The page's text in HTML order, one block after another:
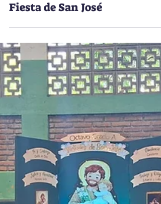
Congregación de Hermanas Josefinas
Fiesta de San José